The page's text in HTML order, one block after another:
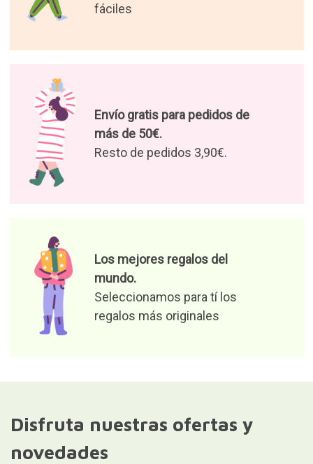
fáciles
Envío gratis para pedidos de
más de 50€.
Resto de pedidos 3,90€.
Los mejores regalos del
mundo.
Seleccionamos para tí los
regalos más originales
Disfruta nuestras ofertas y
novedades